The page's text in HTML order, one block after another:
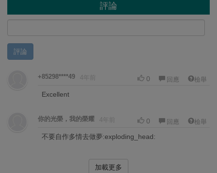
評論
評論
+85298****49 4年前 0 回應 檢舉
Excellent
你的光榮，我的榮耀 4年前 0 回應 檢舉
不要自作多情去做夢:exploding_head:
加載更多